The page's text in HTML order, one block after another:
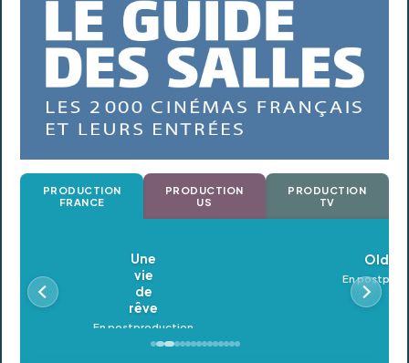
PRODUCTION
FRANCE
PRODUCTION
US
PRODUCTION
TV
Oldeupe
En postproduction